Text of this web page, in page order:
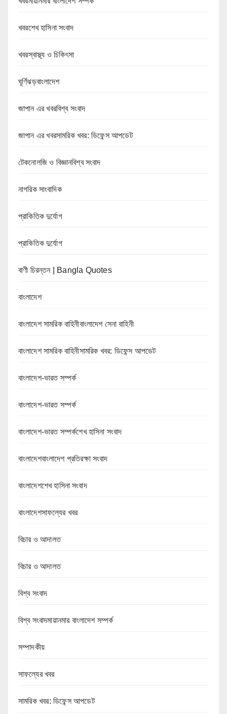
খবরশেখ হাসিনা সংবাদ
খবরস্বাস্থ্য ও চিকিৎসা
ঘূর্ণিঝড়বাংলাদেশ
জাপান এর খবরবিশ্ব সংবাদ
জাপান এর খবরসামরিক খবর: ডিফেন্স আপডেট
টেকনোলজি ও বিজ্ঞানবিশ্ব সংবাদ
নাগরিক সাংবাদিক
প্রাকিতিক দুর্যোগ
প্রাকিতিক দুর্যোগ
বাণী চিরন্তন | Bangla Quotes
বাংলাদেশ
বাংলাদেশ সামরিক বাহিনীবাংলাদেশ সেনা বাহিনী
বাংলাদেশ সামরিক বাহিনীসামরিক খবর: ডিফেন্স আপডেট
বাংলাদেশ-ভারত সম্পর্ক
বাংলাদেশ-ভারত সম্পর্ক
বাংলাদেশ-ভারত সম্পর্কশেখ হাসিনা সংবাদ
বাংলাদেশবাংলাদেশ প্রতিরক্ষা সংবাদ
বাংলাদেশশেখ হাসিনা সংবাদ
বাংলাদেশসাফল্যের খবর
বিচার ও আদালত
বিচার ও আদালত
বিশ্ব সংবাদ
বিশ্ব সংবাদমায়ানমার বাংলাদেশ সম্পর্ক
সম্পাদকীয়
সাফল্যের খবর
সামরিক খবর: ডিফেন্স আপডেট